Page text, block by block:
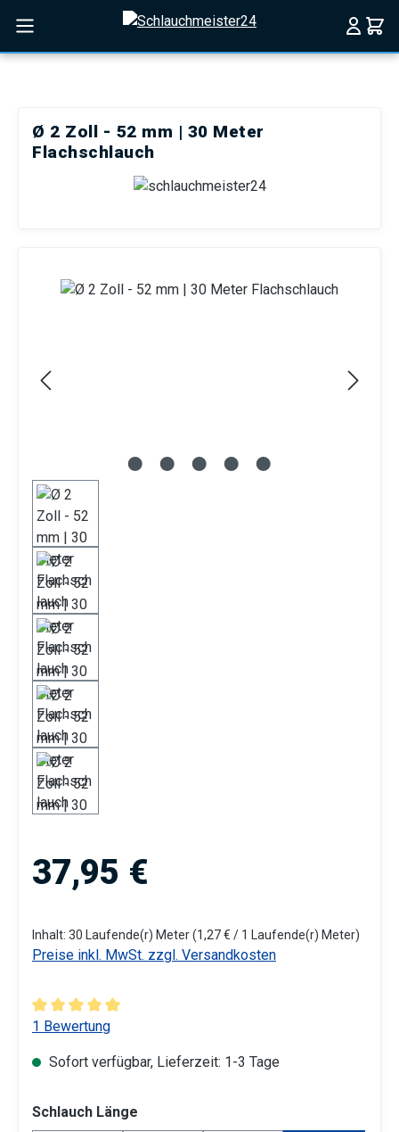
Zum Hauptinhalt springen
Ø 2 Zoll - 52 mm | 30 Meter
Flachschlauch
Bildergalerie überspringen
Regulärer Preis:
37,95 €
Inhalt: 30 Laufende(r) Meter(1,27 € / 1 Laufende(r) Meter)
Preise inkl. MwSt. zzgl. Versandkosten
Durchschnittliche Bewertung von 5 von 5 Sternen
1 Bewertung
Sofort verfügbar, Lieferzeit: 1-3 Tage
Schlauch Länge